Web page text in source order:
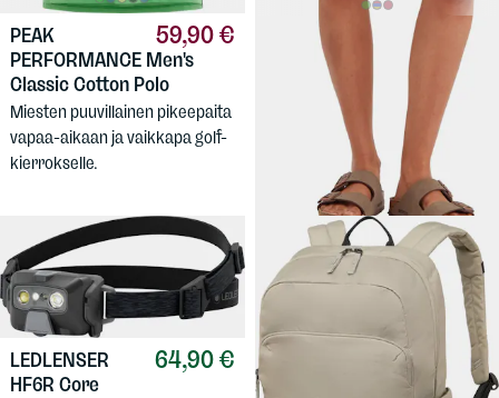
59,90 €
PEAK
PERFORMANCE Men's
Classic Cotton Polo
Miesten puuvillainen pikeepaita
vapaa-aikaan ja vaikkapa golf-
kierrokselle.
54,90 €
SHERPA
Women's Neha Skort
Mukava naisten shortsihame
kesän rientoihin.
64,90 €
LEDLENSER
HF6R Core